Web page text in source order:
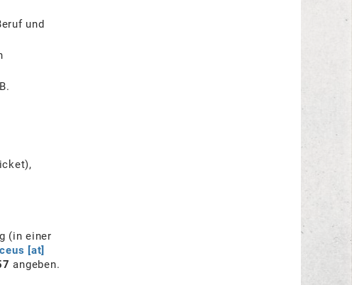
und
(in einer
ceus [at]
angeben.